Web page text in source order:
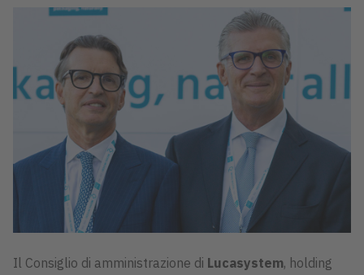
Il Consiglio di amministrazione di Lucasystem, holding